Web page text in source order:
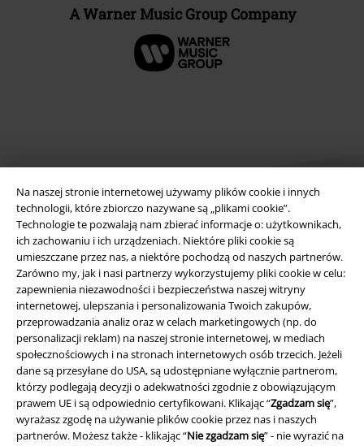
Na naszej stronie internetowej używamy plików cookie i innych
technologii, które zbiorczo nazywane są „plikami cookie”.
Technologie te pozwalają nam zbierać informacje o: użytkownikach,
ich zachowaniu i ich urządzeniach. Niektóre pliki cookie są
umieszczane przez nas, a niektóre pochodzą od naszych partnerów.
Zarówno my, jak i nasi partnerzy wykorzystujemy pliki cookie w celu:
zapewnienia niezawodności i bezpieczeństwa naszej witryny
internetowej, ulepszania i personalizowania Twoich zakupów,
przeprowadzania analiz oraz w celach marketingowych (np. do
personalizacji reklam) na naszej stronie internetowej, w mediach
społecznościowych i na stronach internetowych osób trzecich. Jeżeli
dane są przesyłane do USA, są udostępniane wyłącznie partnerom,
którzy podlegają decyzji o adekwatności zgodnie z obowiązującym
prawem UE i są odpowiednio certyfikowani. Klikając “Zgadzam się”,
wyrażasz zgodę na używanie plików cookie przez nas i naszych
partnerów. Możesz także - klikając “Nie zgadzam się” - nie wyrazić na
A Warner Music Group Company
Informacje prawne
Regulamin
Dane firmy
Polityka prywatności
Unieszkodliwianie odpadów i ochrona środowiska
Deklaracja Zgodności